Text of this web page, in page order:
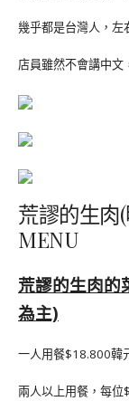
幾乎都是台灣人，
店員雖然不會講中文
荒謬的生肉
MENU
荒謬的生肉的
為主)
一人用餐$18.800韓
兩人以上用餐，每